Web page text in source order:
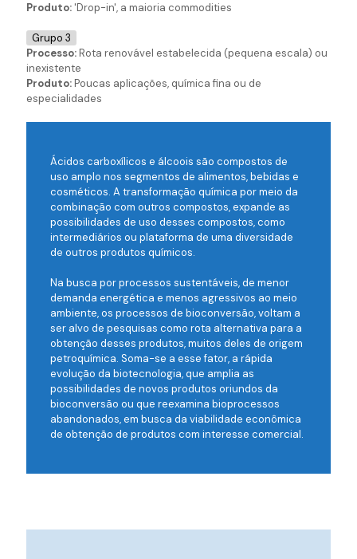
Produto:'Drop-in', a maioria commodities
Grupo 3
Processo:Rota renovável estabelecida (pequena escala) ou
inexistente
Produto:Poucas aplicações, química fina ou de
especialidades
Ácidos carboxílicos e álcoois são compostos de
uso amplo nos segmentos de alimentos, bebidas e
cosméticos. A transformação química por meio da
combinação com outros compostos, expande as
possibilidades de uso desses compostos, como
intermediários ou plataforma de uma diversidade
de outros produtos químicos.
Na busca por processos sustentáveis, de menor
demanda energética e menos agressivos ao meio
ambiente, os processos de bioconversão, voltam a
ser alvo de pesquisas como rota alternativa para a
obtenção desses produtos, muitos deles de origem
petroquímica. Soma-se a esse fator, a rápida
evolução da biotecnologia, que amplia as
possibilidades de novos produtos oriundos da
bioconversão ou que reexamina bioprocessos
abandonados, em busca da viabilidade econômica
de obtenção de produtos com interesse comercial.